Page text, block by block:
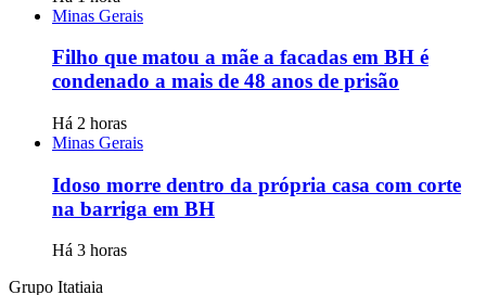
Minas Gerais
Filho que matou a mãe a facadas em BH é
condenado a mais de 48 anos de prisão
Há 2 horas
Minas Gerais
Idoso morre dentro da própria casa com corte
na barriga em BH
Há 3 horas
Grupo Itatiaia